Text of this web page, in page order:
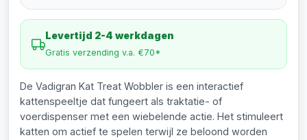
Levertijd 2-4 werkdagen
Gratis verzending v.a. €70*
De Vadigran Kat Treat Wobbler is een interactief
kattenspeeltje dat fungeert als traktatie- of
voerdispenser met een wiebelende actie. Het stimuleert
katten om actief te spelen terwijl ze beloond worden